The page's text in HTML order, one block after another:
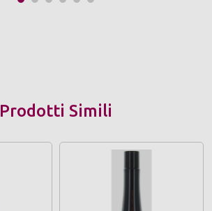
Prodotti Simili